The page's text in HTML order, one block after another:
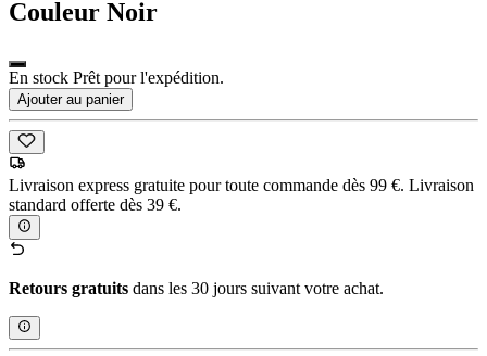
Couleur Noir
En stock Prêt pour l'expédition.
Ajouter au panier
Livraison express gratuite pour toute commande dès 99 €. Livraison
standard offerte dès 39 €.
Retours gratuits dans les 30 jours suivant votre achat.